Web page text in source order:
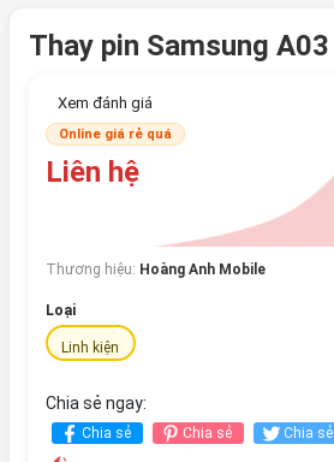
Thay pin Samsung A03
Xem đánh giá
Online giá rẻ quá
Liên hệ
Thương hiệu: Hoàng Anh Mobile
Loại
Linh kiện
Chia sẻ ngay:
Chia sẻ Chia sẻ Chia sẻ